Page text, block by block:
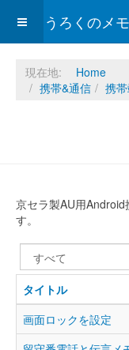
ひょうろくのメモ
現在地:
Home
携帯&通信
携
京セラ製AU用
す。
示
数
タイトル
画面ロックを設定